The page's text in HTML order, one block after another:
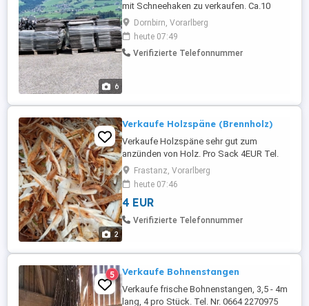
6
mit Schneehaken zu verkaufen. Ca.10
Jahre alt sehr guter Zustand.
Selbstabholung in 6867 Schwarzenberg.
Größe 40x60 cm siehe Bilder. Preis nach
Vereinbarung.
Dornbirn, Vorarlberg
heute 07:49
Verifizierte Telefonnummer
2
Verkaufe Holzspäne (Brennholz)
Verkaufe Holzspäne sehr gut zum
anzünden von Holz. Pro Sack 4EUR Tel.
Nr. 0664/2270975
Frastanz, Vorarlberg
heute 07:46
4 EUR
Verifizierte Telefonnummer
5 Verkaufe Bohnenstangen
Verkaufe frische Bohnenstangen, 3,5 - 4m
lang, 4 pro Stück. Tel. Nr. 0664 2270975